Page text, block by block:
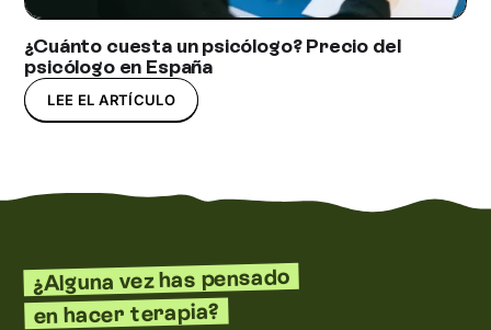
¿Cuánto cuesta un psicólogo? Precio del
psicólogo en España
LEE EL ARTÍCULO
¿Alguna vez has pensado
en hacer terapia?